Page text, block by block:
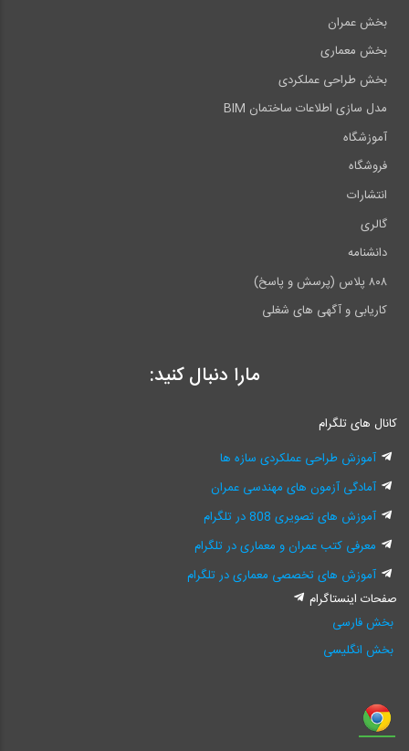
بخش عمران
بخش معماری
بخش طراحی عملکردی
مدل سازی اطلاعات ساختمان BIM
آموزشگاه
فروشگاه
انتشارات
گالری
دانشنامه
۸۰۸ پلاس (پرسش و پاسخ)
کاریابی و آگهی های شغلی
مارا دنبال کنید:
کانال های تلگرام
آموزش طراحی عملکردی سازه ها
آمادگی آزمون های مهندسی عمران
آموزش های تصویری 808 در تلگرام
معرفی کتب عمران و معماری در تلگرام
آموزش های تخصصی معماری در تلگرام
صفحات اینستاگرام
بخش فارسی
بخش انگلیسی